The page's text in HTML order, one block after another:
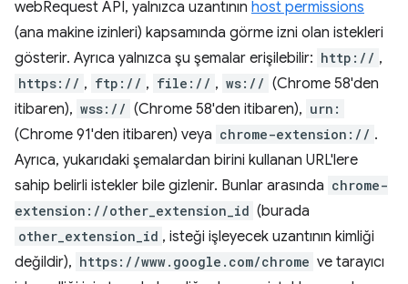
webRequest API, yalnızca uzantının host permissions
(ana makine izinleri) kapsamında görme izni olan istekleri
gösterir. Ayrıca yalnızca şu şemalar erişilebilir: http:// ,
https:// , ftp:// , file:// , ws:// (Chrome 58'den
itibaren), wss:// (Chrome 58'den itibaren), urn:
(Chrome 91'den itibaren) veya chrome-extension:// .
Ayrıca, yukarıdaki şemalardan birini kullanan URL'lere
sahip belirli istekler bile gizlenir. Bunlar arasında chrome-
extension://other_extension_id (burada
other_extension_id , isteği işleyecek uzantının kimliği
değildir), https://www.google.com/chrome ve tarayıcı